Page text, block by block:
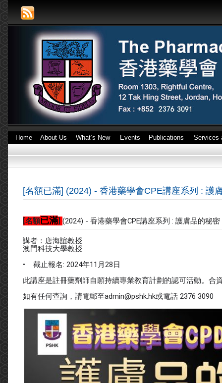
Home About Us What’s New Events Publications Services
[名額已滿] (2024) - 香港藥學會CPE講座系列 : 護
[名額已滿] (2024) - 香港藥學會CPE講座系列 : 護膚品的秘密
講者：唐海誼教授
澳門科技大學教授
• 截止報名: 2024年11月28日
此講座是註冊藥劑師自願持續專業教育計劃的認可活動。合
如有任何查詢，請電郵至admin@pshk.hk或電話 2376 3090